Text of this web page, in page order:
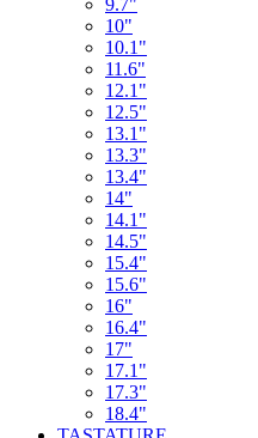
9.7"
10"
10.1"
11.6"
12.1"
12.5"
13.1"
13.3"
13.4"
14"
14.1"
14.5"
15.4"
15.6"
16"
16.4"
17"
17.1"
17.3"
18.4"